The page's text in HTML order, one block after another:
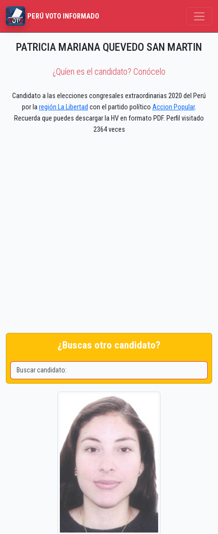
PERÚ VOTO INFORMADO
PATRICIA MARIANA QUEVEDO SAN MARTIN
¿Quíen es el candidato? Conócelo
Candidato a las elecciones congresales extraordinarias 2020 del Perú
por laregión La Libertad con el partido político Accion Popular.
Recuerda que puedes descargar la HV en formato PDF. Perfil visitado
2364 veces
¿Buscas otro candidato?